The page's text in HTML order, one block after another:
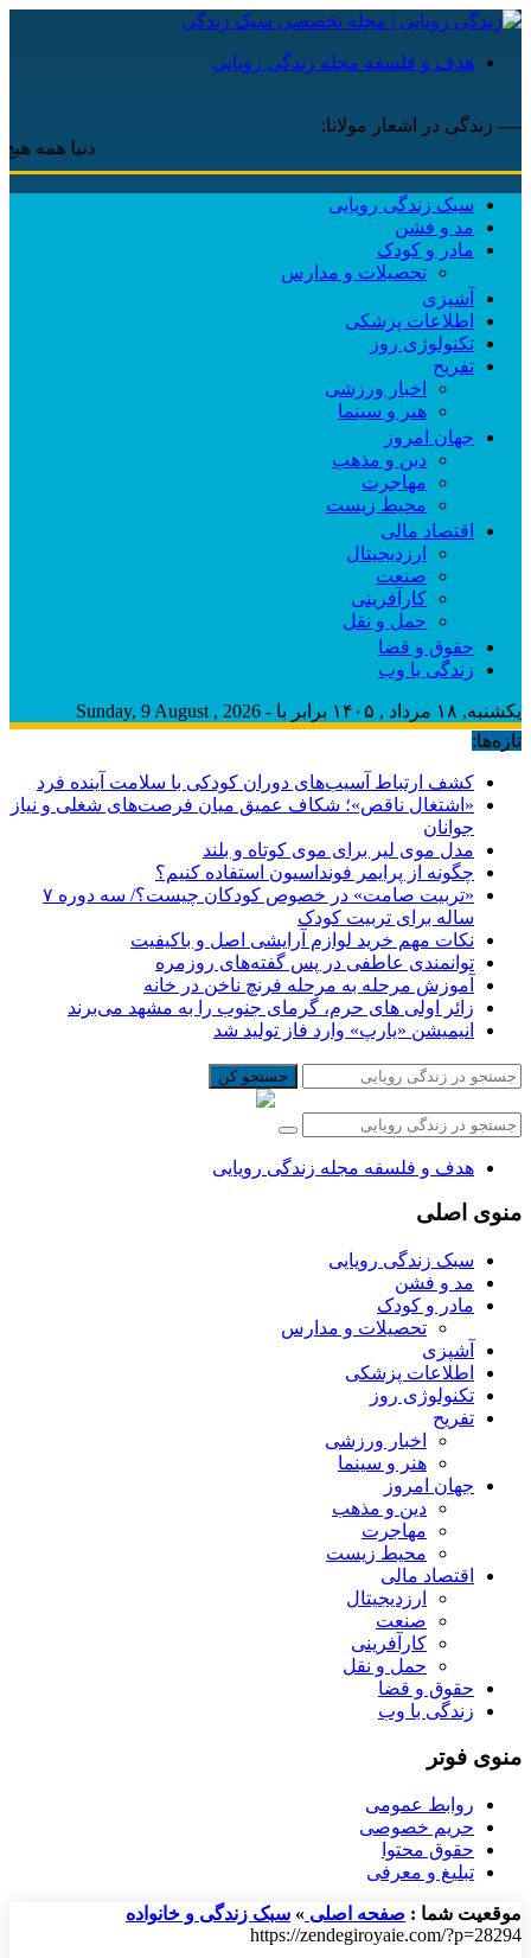
هدف و فلسفه مجله زندگی رویایی
---- زندگی در اشعار مولانا:
دنیا همه هیچ و اهل
سبک زندگی رویایی
مد و فشن
مادر و کودک
تحصیلات و مدارس
آشپزی
اطلاعات پزشکی
تکنولوژی روز
تفریح
اخبار ورزشی
هنر و سینما
جهان امروز
دین و مذهب
مهاجرت
محیط زیست
اقتصاد مالی
ارزدیجیتال
صنعت
کارآفرینی
حمل و نقل
حقوق و قضا
زندگی با وب
یکشنبه, ۱۸ مرداد , ۱۴۰۵ برابر با - Sunday, 9 August , 2026
تازه‌ها:
کشف ارتباط آسیب‌های دوران کودکی با سلامت آینده فرد
«اشتغال ناقص»؛ شکاف عمیق میان فرصت‌های شغلی و نیاز
جوانان
مدل موی لیر برای موی کوتاه و بلند
چگونه از پرایمر فونداسیون استفاده کنیم؟
«تربیت صامت» در خصوص کودکان چیست؟/ سه دوره ۷
ساله برای تربیت کودک
نکات مهم خرید لوازم آرایشی اصل و باکیفیت
توانمندی عاطفی در پس گفته‌های روزمره
آموزش مرحله به مرحله فرنچ ناخن در خانه
زائر اولی های حرم، گرمای جنوب را به مشهد می‌برند
انیمیشن «یارپ» وارد فاز تولید شد
جستجو کن
هدف و فلسفه مجله زندگی رویایی
منوی اصلی
سبک زندگی رویایی
مد و فشن
مادر و کودک
تحصیلات و مدارس
آشپزی
اطلاعات پزشکی
تکنولوژی روز
تفریح
اخبار ورزشی
هنر و سینما
جهان امروز
دین و مذهب
مهاجرت
محیط زیست
اقتصاد مالی
ارزدیجیتال
صنعت
کارآفرینی
حمل و نقل
حقوق و قضا
زندگی با وب
منوی فوتر
روابط عمومی
حریم خصوصی
حقوق محتوا
تبلیغ و معرفی
موقعیت شما : صفحه اصلی » سبک زندگی و خانواده
https://zendegiroyaie.com/?p=28294